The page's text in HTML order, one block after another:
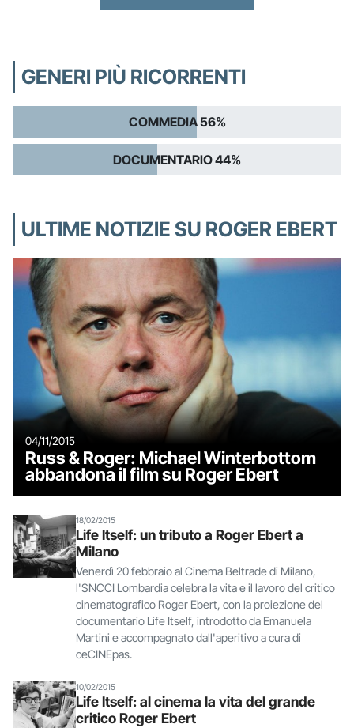
GENERI PIÙ RICORRENTI
COMMEDIA 56%
DOCUMENTARIO 44%
ULTIME NOTIZIE SU ROGER EBERT
04/11/2015
Russ & Roger: Michael Winterbottom
abbandona il film su Roger Ebert
18/02/2015
Life Itself: un tributo a Roger Ebert a
Milano
Venerdì 20 febbraio al Cinema Beltrade di Milano,
l'SNCCI Lombardia celebra la vita e il lavoro del critico
cinematografico Roger Ebert, con la proiezione del
documentario Life Itself, introdotto da Emanuela
Martini e accompagnato dall'aperitivo a cura di
ceCINEpas.
10/02/2015
Life Itself: al cinema la vita del grande
critico Roger Ebert